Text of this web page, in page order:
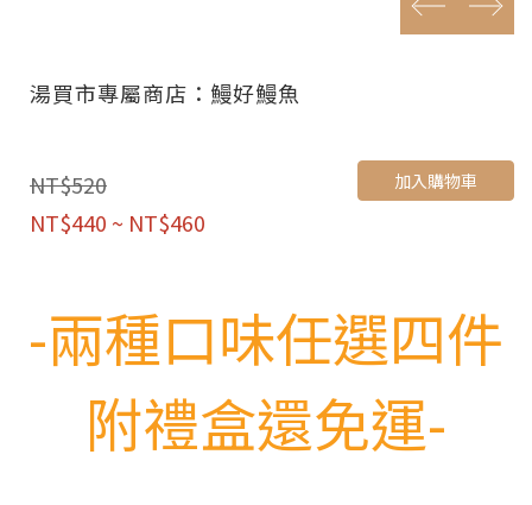
湯買市專屬商店：鰻好鰻魚
NT$520
NT$440 ~ NT$460
加入購物車
-兩種口味任選四件
附禮盒還免運-